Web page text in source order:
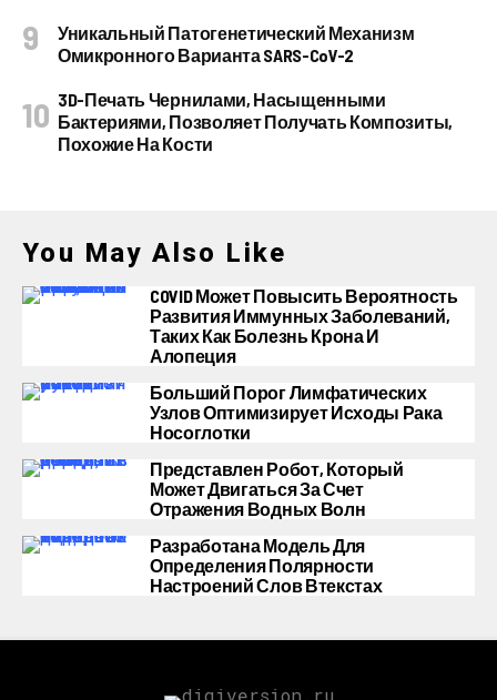
Уникальный Патогенетический Механизм
Омикронного Варианта SARS-CoV-2
3D-Печать Чернилами, Насыщенными
Бактериями, Позволяет Получать Композиты,
Похожие На Кости
You May Also Like
COVID Может Повысить Вероятность
Развития Иммунных Заболеваний,
Таких Как Болезнь Крона И
Алопеция
Больший Порог Лимфатических
Узлов Оптимизирует Исходы Рака
Носоглотки
Представлен Робот, Который
Может Двигаться За Счет
Отражения Водных Волн
Разработана Модель Для
Определения Полярности
Настроений Слов Втекстах